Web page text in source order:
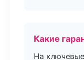
Какие
На